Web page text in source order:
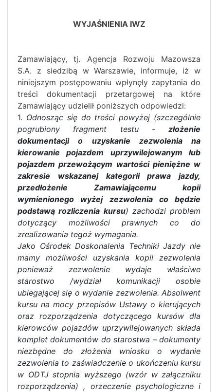
WYJAŚNIENIA IWZ
Zamawiający, tj. Agencja Rozwoju Mazowsza
S.A. z siedzibą w Warszawie, informuje, iż w
niniejszym postępowaniu wpłynęły zapytania do
treści dokumentacji przetargowej na które
Zamawiający udzielił poniższych odpowiedzi:
1. Odnosząc się do treści powyżej (szczególnie
pogrubiony fragment testu - złożenie
dokumentacji o uzyskanie zezwolenia na
kierowanie pojazdem uprzywilejowanym lub
pojazdem przewożącym wartości pieniężne w
zakresie wskazanej kategorii prawa jazdy,
przedłożenie Zamawiającemu kopii
wymienionego wyżej zezwolenia co będzie
podstawą rozliczenia kursu) zachodzi problem
dotyczący możliwości prawnych co do
zrealizowania tegoż wymagania.
Jako Ośrodek Doskonalenia Techniki Jazdy nie
mamy możliwości uzyskania kopii zezwolenia
ponieważ zezwolenie wydaje właściwe
starostwo /wydział komunikacji osobie
ubiegającej się o wydanie zezwolenia. Absolwent
kursu na mocy przepisów Ustawy o kierujących
oraz rozporządzenia dotyczącego kursów dla
kierowców pojazdów uprzywilejowanych składa
komplet dokumentów do starostwa – dokumenty
niezbędne do złożenia wniosku o wydanie
zezwolenia to zaświadczenie o ukończeniu kursu
w ODTJ stopnia wyższego (wzór w załączniku
rozporządzenia) , orzeczenie psychologiczne i